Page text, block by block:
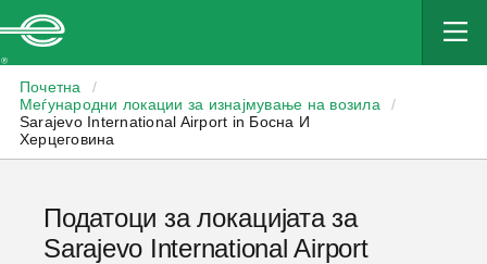
Почетна
/
Меѓународни локации за изнајмување на возила
/
Sarajevo International Airport in Босна И
Херцеговина
Податоци за локацијата за
Sarajevo International Airport